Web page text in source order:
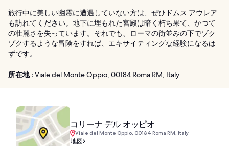
旅行中に美しい幽霊に遭遇していない方は、ぜひドムス アウレア
も訪れてください。地下に埋もれた宮殿は暗く朽ち果て、かつて
の壮麗さを失っています。それでも、ローマの街並みの下でゾク
ゾクするような冒険をすれば、エキサイティングな経験になるは
ずです。
所在地 : Viale del Monte Oppio, 00184 Roma RM, Italy
コリーナ デル オッピオ
Viale del Monte Oppio, 00184 Roma RM, Italy
地図